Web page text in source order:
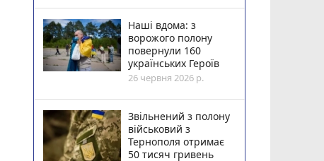
Наші вдома: з
ворожого полону
повернули 160
українських Героїв
26 червня 2026 р.
Звільнений з полону
військовий з
Тернополя отримає
50 тисяч гривень